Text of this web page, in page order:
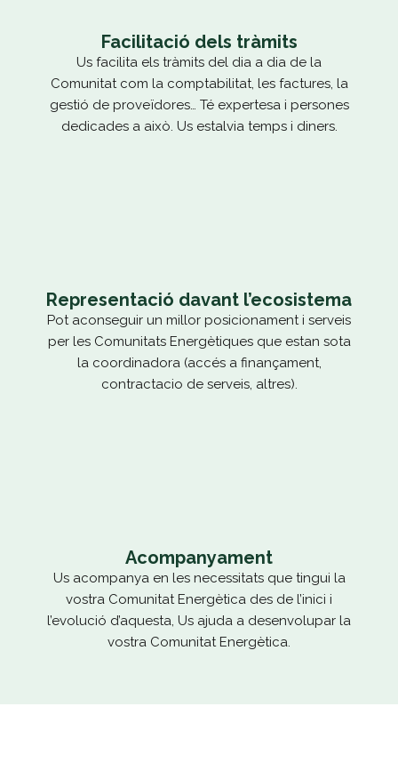
Facilitació dels tràmits
Us facilita els tràmits del dia a dia de la
Comunitat com la comptabilitat, les factures, la
gestió de proveïdores… Té expertesa i persones
dedicades a això. Us estalvia temps i diners.
Representació davant l’ecosistema
Pot aconseguir un millor posicionament i serveis
per les Comunitats Energètiques que estan sota
la coordinadora (accés a finançament,
contractacio de serveis, altres).
Acompanyament
Us acompanya en les necessitats que tingui la
vostra Comunitat Energètica des de l’inici i
l’evolució d’aquesta, Us ajuda a desenvolupar la
vostra Comunitat Energètica.